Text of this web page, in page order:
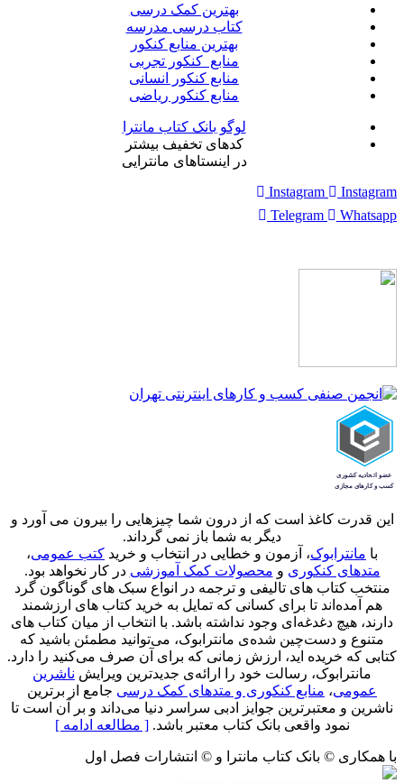
بهترین کمک درسی
کتاب درسی مدرسه
بهترین منابع کنکور
منابع کنکور تجربی
منابع کنکور انسانی
منابع کنکور ریاضی
لوگو بانک کتاب مانترا
کدهای تخفیف بیشتر
در اینستاهای مانترایی
Instagram
Instagram
Telegram
Whatsapp
این قدرت کاغذ است که از درون شما چیزهایی را بیرون می آورد و
دیگر به شما باز نمی گرداند.
با مانترابوک، آزمون و خطایی در انتخاب و خرید کتب عمومی،
متدهای کنکوری و محصولات کمک آموزشی در کار نخواهد بود.
منتخب کتاب‌ های تالیفی و ترجمه در انواع سبک های گوناگون گرد
هم آمده‌اند تا برای کسانی که تمایل به خرید کتاب های ارزشمند
دارند، هیچ دغدغه‌ای وجود نداشته باشد. با انتخاب از میان کتاب های
متنوع و دست‌چین شده‌ی مانترابوک، می‌توانید مطمئن باشید که
کتابی که خریده اید، ارزش زمانی که برای آن صرف می‌کنید را دارد.
مانترابوک، رسالت خود را ارائه‌ی جدیدترین ویرایش ناشرین
عمومی، منابع کنکوری و متدهای کمک درسی جامع از برترین
ناشرین و معتبرترین جوایز ادبی سراسر دنیا می‌داند و بر آن است تا
نمود واقعی بانک کتاب معتبر باشد.[ مطالعه ادامه ]
با همکاری © بانک کتاب مانترا و © انتشارات فصل اول